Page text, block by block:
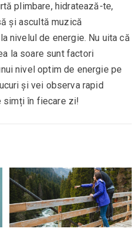
plimbare, hidratează-te,
și ascultă muzică
nivelul de energie. Nu uita că
la soare sunt factori
nivel optim de energie pe
și vei observa rapid
simți în fiecare zi!